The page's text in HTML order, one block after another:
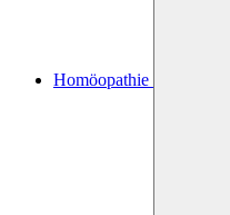
Homöopathie